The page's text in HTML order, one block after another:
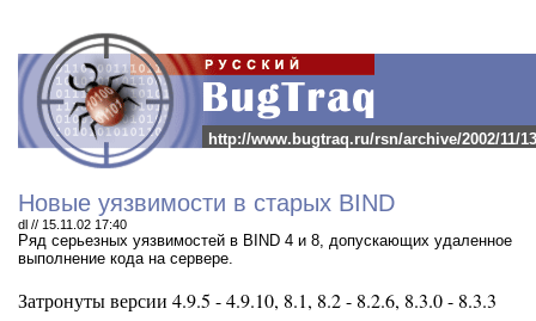
http://www.bugtraq.ru/rsn/archive/2002/11/
Новые уязвимости в старых BIND
dl // 15.11.02 17:40
Ряд серьезных уязвимостей в BIND 4 и 8, допускающих удаленное
выполнение кода на сервере.
Затронуты версии 4.9.5 - 4.9.10, 8.1, 8.2 - 8.2.6, 8.3.0 - 8.3.3